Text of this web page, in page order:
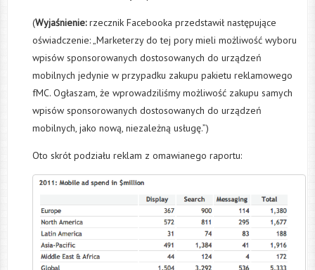
(Wyjaśnienie:rzecznik Facebooka przedstawił następujące
oświadczenie: „Marketerzy do tej pory mieli możliwość wyboru
wpisów sponsorowanych dostosowanych do urządzeń
mobilnych jedynie w przypadku zakupu pakietu reklamowego
fMC. Ogłaszam, że wprowadziliśmy możliwość zakupu samych
wpisów sponsorowanych dostosowanych do urządzeń
mobilnych, jako nową, niezależną usługę.”)
Oto skrót podziału reklam z omawianego raportu: